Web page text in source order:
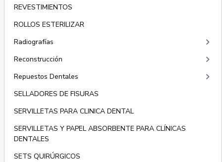
REVESTIMIENTOS
ROLLOS ESTERILIZAR
Radiografías
keyboard_arrow_right
Reconstrucción keyboard_arrow_right
Repuestos Dentales keyboard_arrow_right
SELLADORES DE FISURAS
SERVILLETAS PARA CLINICA DENTAL
SERVILLETAS Y PAPEL ABSORBENTE PARA CLÍNICAS
DENTALES
SETS QUIRÚRGICOS